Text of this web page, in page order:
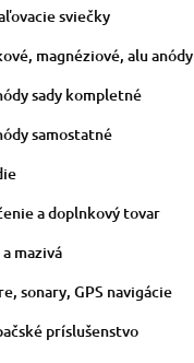
sviečky
magnéziové, alu anódy
sady kompletné
samostatné
a doplnkový tovar
mazivá
sonary, GPS navigácie
príslušenstvo